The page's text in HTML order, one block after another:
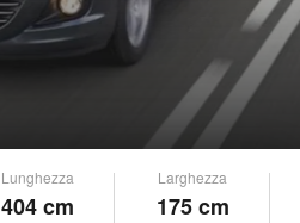
Lunghezza
404 cm
Larghezza
175 cm